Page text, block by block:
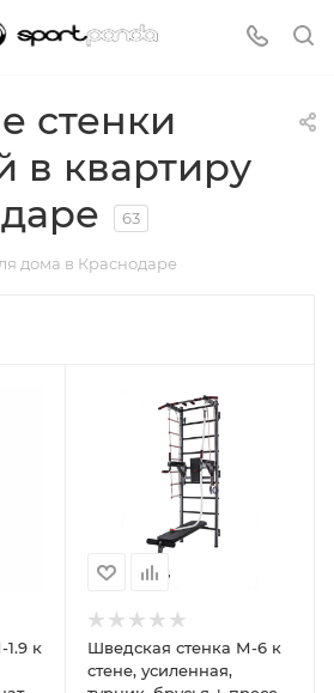
стенки
в квартиру
63
дома в Краснодаре
к
Шведская стенка М-6 к
стене, усиленная,